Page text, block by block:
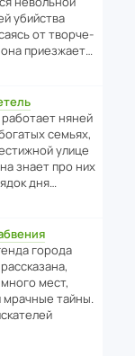
убийства
от твор­че­
она приезжает…
няней
семьях,
улице
знает про них
дня…
города
мест,
мрачные тайны.